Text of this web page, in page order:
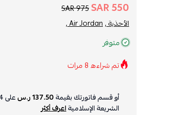
550 SAR
975 SAR
الأحذية ,Air Jordan ,
متوفر
تم شراءه8مرات
أو قسم فاتورتك بقيمة137.50 ر.س على
الشريعة الإسلاميةاعرف أكثر